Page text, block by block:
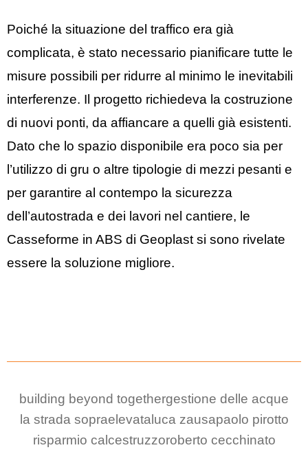
Poiché la situazione del traffico era già
complicata, è stato necessario pianificare tutte le
misure possibili per ridurre al minimo le inevitabili
interferenze. Il progetto richiedeva la costruzione
di nuovi ponti, da affiancare a quelli già esistenti.
Dato che lo spazio disponibile era poco sia per
l’utilizzo di gru o altre tipologie di mezzi pesanti e
per garantire al contempo la sicurezza
dell’autostrada e dei lavori nel cantiere, le
Casseforme in ABS di Geoplast si sono rivelate
essere la soluzione migliore.
building beyond togethergestione delle acque
la strada sopraelevata luca zausapaolo pirotto
risparmio calcestruzzoroberto cecchinato